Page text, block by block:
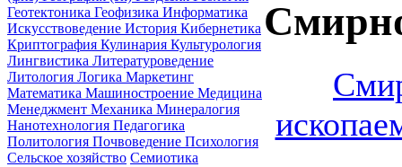
Геотектоника Геофизика Информатика
Искусствоведение История Кибернетика
Криптография Кулинария Культурология
Лингвистика Литературоведение
Литология Логика Маркетинг
Математика Машиностроение Медицина
Менеджмент Механика Минералогия
Нанотехнология Педагогика
Политология Почвоведение Психология
Сельское хозяйство Семиотика